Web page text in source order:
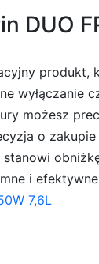
DUO
wyłączanie
możesz
o
i
7,6L